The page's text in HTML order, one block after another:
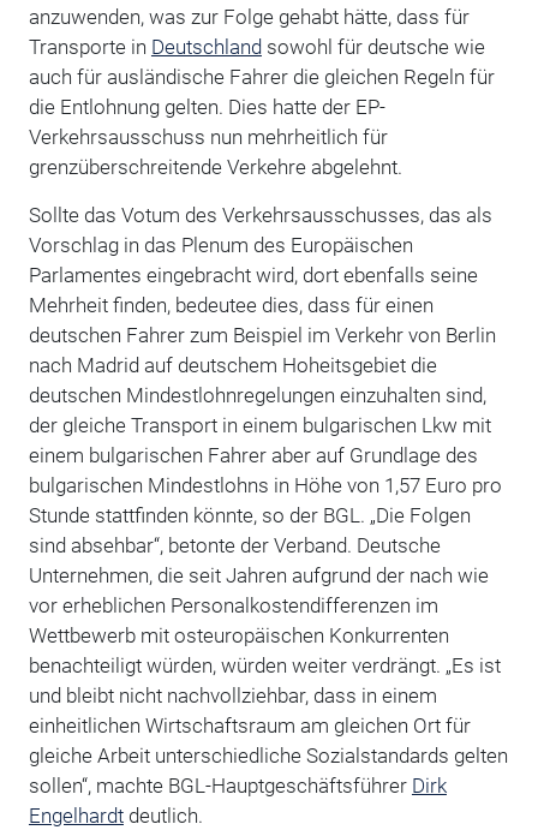
anzuwenden, was zur Folge gehabt hätte, dass für
Transporte in Deutschlandsowohl für deutsche wie
auch für ausländische Fahrer die gleichen Regeln für
die Entlohnung gelten. Dies hatte der EP-
Verkehrsausschuss nun mehrheitlich für
grenzüberschreitende Verkehre abgelehnt.
Sollte das Votum des Verkehrsausschusses, das als
Vorschlag in das Plenum des Europäischen
Parlamentes eingebracht wird, dort ebenfalls seine
Mehrheit finden, bedeutee dies, dass für einen
deutschen Fahrer zum Beispiel im Verkehr von Berlin
nach Madrid auf deutschem Hoheitsgebiet die
deutschen Mindestlohnregelungen einzuhalten sind,
der gleiche Transport in einem bulgarischen Lkw mit
einem bulgarischen Fahrer aber auf Grundlage des
bulgarischen Mindestlohns in Höhe von 1,57 Euro pro
Stunde stattfinden könnte, so der BGL. „Die Folgen
sind absehbar“, betonte der Verband. Deutsche
Unternehmen, die seit Jahren aufgrund der nach wie
vor erheblichen Personalkostendifferenzen im
Wettbewerb mit osteuropäischen Konkurrenten
benachteiligt würden, würden weiter verdrängt. „Es ist
und bleibt nicht nachvollziehbar, dass in einem
einheitlichen Wirtschaftsraum am gleichen Ort für
gleiche Arbeit unterschiedliche Sozialstandards gelten
sollen“, machte BGL-Hauptgeschäftsführer Dirk
Engelhardtdeutlich.